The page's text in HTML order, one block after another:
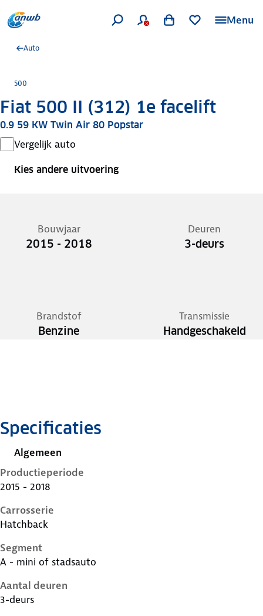
Menu
Auto
500
Fiat 500 II (312) 1e facelift
0.9 59 KW Twin Air 80 Popstar
Vergelijk auto
Kies andere uitvoering
Bouwjaar
2015 - 2018
Deuren
3-deurs
Brandstof
Benzine
Transmissie
Handgeschakeld
Specificaties
Algemeen
Productieperiode
2015 - 2018
Carrosserie
Hatchback
Segment
A - mini of stadsauto
Aantal deuren
3-deurs